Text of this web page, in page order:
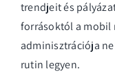
trendjeit és
forrásoktól a mobil
adminisztrációja
rutin legyen.